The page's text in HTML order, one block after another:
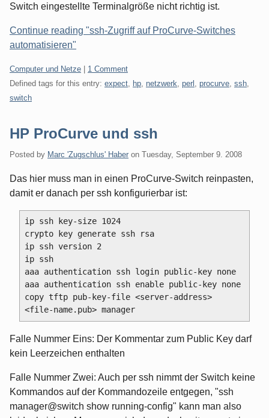
Switch eingestellte Terminalgröße nicht richtig ist.
Continue reading "ssh-Zugriff auf ProCurve-Switches
automatisieren"
Categories:
Computer und Netze
1 Comment
Defined tags for this entry: expect hp netzwerk perl procurve ssh
switch
HP ProCurve und ssh
Posted by Marc 'Zugschlus' Haber on Tuesday, September 9. 2008
Das hier muss man in einen ProCurve-Switch reinpasten,
damit er danach per ssh konfigurierbar ist:
ip ssh key-size 1024
crypto key generate ssh rsa
ip ssh version 2
ip ssh
aaa authentication ssh login public-key none
aaa authentication ssh enable public-key none
copy tftp pub-key-file <server-address>
<file-name.pub> manager
Falle Nummer Eins: Der Kommentar zum Public Key darf
kein Leerzeichen enthalten
Falle Nummer Zwei: Auch per ssh nimmt der Switch keine
Kommandos auf der Kommandozeile entgegen, "ssh
manager@switch show running-config" kann man also